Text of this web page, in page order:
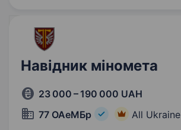
Навідник міномета
23 000 – 190 000 UAH
77 ОАеМБр
All Ukraine